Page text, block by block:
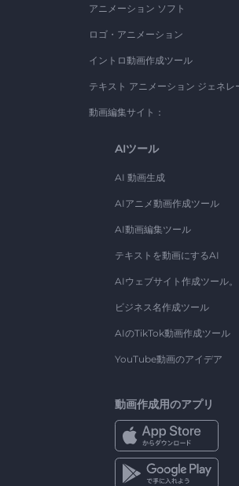
アニメーション ソフト
ロゴ・アニメーション
イントロ動画作成ツール
テキスト アニメーション ジェネレ
動画編集サイト：
AIツール
AI 動画生成
AIアニメ動画作成ツール
AI動画編集ツール
テキストを動画にするAI
AIウェブサイト作成ツール。
ビジネス名作成ツール
AIのTikTok動画作成ツール
YouTube動画のアイデア
動画作成用のアプリ